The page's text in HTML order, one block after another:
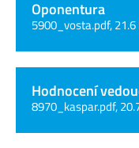
Oponentura
5900_vosta.pdf, 21.6
Hodnocení
8970_kaspar.pdf,